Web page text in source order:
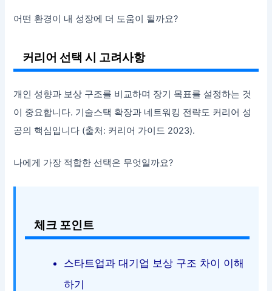
어떤 환경이 내 성장에 더 도움이 될까요?
커리어 선택 시 고려사항
개인 성향과 보상 구조를 비교하며 장기 목표를 설정하는 것
이 중요합니다. 기술스택 확장과 네트워킹 전략도 커리어 성
공의 핵심입니다 (출처: 커리어 가이드 2023).
나에게 가장 적합한 선택은 무엇일까요?
체크 포인트
스타트업과 대기업 보상 구조 차이 이해
하기